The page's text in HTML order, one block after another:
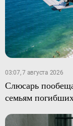
03:07, 7 августа 2026
Слюсарь
семьям